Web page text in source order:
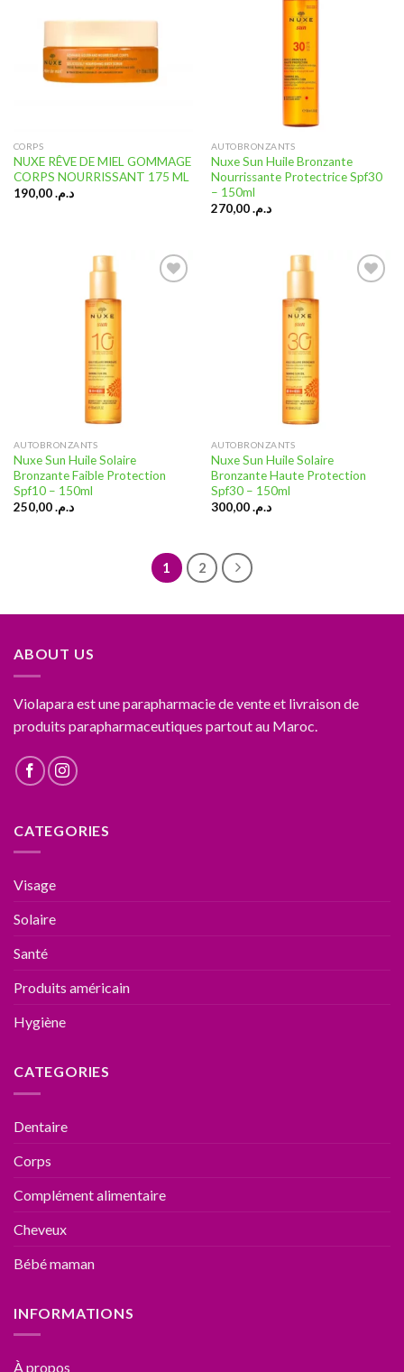
d’envies
CORPS
NUXE RÊVE DE MIEL GOMMAGE
CORPS NOURRISSANT 175 ML
د.م.190,00
AUTOBRONZANTS
Nuxe Sun Huile Bronzante
Nourrissante Protectrice Spf30
– 150ml
د.م.270,00
AUTOBRONZANTS
Nuxe Sun Huile Solaire
Bronzante Faible Protection
Spf10 – 150ml
د.م.250,00
AUTOBRONZANTS
Nuxe Sun Huile Solaire
Bronzante Haute Protection
Spf30 – 150ml
د.م.300,00
1 2
ABOUT US
Violapara est une parapharmacie de vente et livraison de
produits parapharmaceutiques partout au Maroc.
CATEGORIES
Visage
Solaire
Santé
Produits américain
Hygiène
CATEGORIES
Dentaire
Corps
Complément alimentaire
Cheveux
Bébé maman
INFORMATIONS
À propos